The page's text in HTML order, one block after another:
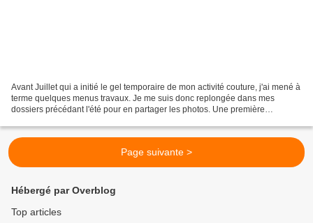
Avant Juillet qui a initié le gel temporaire de mon activité couture, j'ai mené à
terme quelques menus travaux. Je me suis donc replongée dans mes
dossiers précédant l'été pour en partager les photos. Une première
Page suivante >
Hébergé par Overblog
Top articles